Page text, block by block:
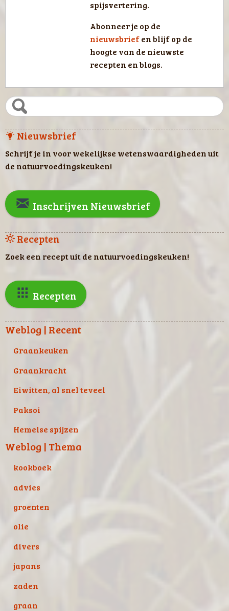
spijsvertering.
Abonneer je op de
nieuwsbriefen blijf op de
hoogte van de nieuwste
recepten en blogs.
Nieuwsbrief
Schrijf je in voor wekelijkse wetenswaardigheden uit
de natuurvoedingskeuken!
Inschrijven Nieuwsbrief
Recepten
Zoek een recept uit de natuurvoedingskeuken!
Recepten
Weblog | Recent
Graankeuken
Graankracht
Eiwitten, al snel teveel
Paksoi
Hemelse spijzen
Weblog | Thema
kookboek
advies
groenten
olie
divers
japans
zaden
graan